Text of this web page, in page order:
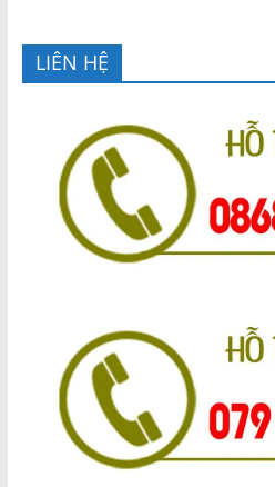
LIÊN HỆ